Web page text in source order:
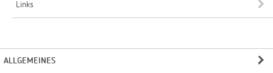
Links
ALLGEMEINES